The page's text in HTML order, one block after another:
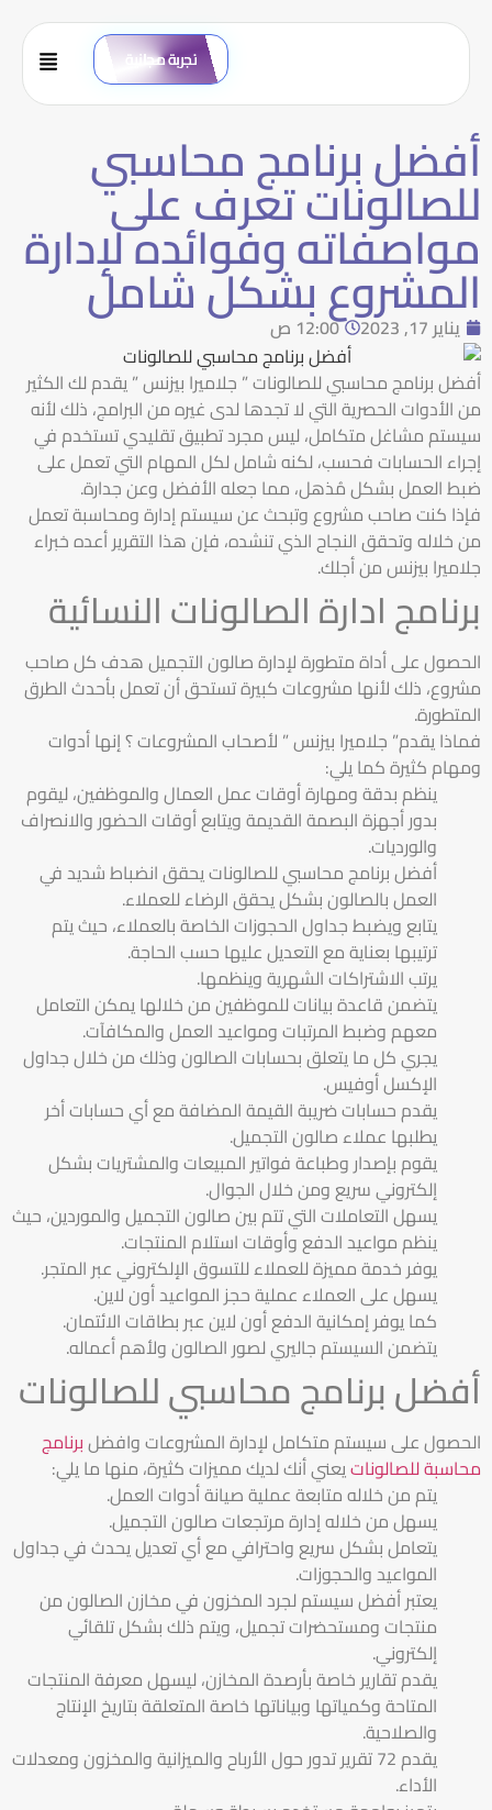
تجربة مجانية
أفضل برنامج محاسبي
للصالونات تعرف على
مواصفاته وفوائده لإدارة
المشروع بشكل شامل
يناير 17, 2023
12:00 ص
أفضل برنامج محاسبي للصالونات ” جلاميرا بيزنس ” يقدم لك الكثير
من الأدوات الحصرية التي لا تجدها لدى غيره من البرامج، ذلك لأنه
سيستم مشاغل متكامل، ليس مجرد تطبيق تقليدي تستخدم في
إجراء الحسابات فحسب، لكنه شامل لكل المهام التي تعمل على
ضبط العمل بشكل مُذهل، مما جعله الأفضل وعن جدارة.
فإذا كنت صاحب مشروع وتبحث عن سيستم إدارة ومحاسبة تعمل
من خلاله وتحقق النجاح الذي تنشده، فإن هذا التقرير أعده خبراء
جلاميرا بيزنس من أجلك.
برنامج ادارة الصالونات النسائية
الحصول على أداة متطورة لإدارة صالون التجميل هدف كل صاحب
مشروع، ذلك لأنها مشروعات كبيرة تستحق أن تعمل بأحدث الطرق
المتطورة.
فماذا يقدم” جلاميرا بيزنس ” لأصحاب المشروعات ؟ إنها أدوات
ومهام كثيرة كما يلي:
ينظم بدقة ومهارة أوقات عمل العمال والموظفين، ليقوم
بدور أجهزة البصمة القديمة ويتابع أوقات الحضور والانصراف
والورديات.
أفضل برنامج محاسبي للصالونات يحقق انضباط شديد في
العمل بالصالون بشكل يحقق الرضاء للعملاء.
يتابع ويضبط جداول الحجوزات الخاصة بالعملاء، حيث يتم
ترتيبها بعناية مع التعديل عليها حسب الحاجة.
يرتب الاشتراكات الشهرية وينظمها.
يتضمن قاعدة بيانات للموظفين من خلالها يمكن التعامل
معهم وضبط المرتبات ومواعيد العمل والمكافآت.
يجري كل ما يتعلق بحسابات الصالون وذلك من خلال جداول
الإكسل أوفيس.
يقدم حسابات ضريبة القيمة المضافة مع أي حسابات أخر
يطلبها عملاء صالون التجميل.
يقوم بإصدار وطباعة فواتير المبيعات والمشتريات بشكل
إلكتروني سريع ومن خلال الجوال.
يسهل التعاملات التي تتم بين صالون التجميل والموردين، حيث
ينظم مواعيد الدفع وأوقات استلام المنتجات.
يوفر خدمة مميزة للعملاء للتسوق الإلكتروني عبر المتجر.
يسهل على العملاء عملية حجز المواعيد أون لاين.
كما يوفر إمكانية الدفع أون لاين عبر بطاقات الائتمان.
يتضمن السيستم جاليري لصور الصالون ولأهم أعماله.
أفضل برنامج محاسبي للصالونات
الحصول على سيستم متكامل لإدارة المشروعات وافضلبرنامج
محاسبة للصالوناتيعني أنك لديك مميزات كثيرة، منها ما يلي:
يتم من خلاله متابعة عملية صيانة أدوات العمل.
يسهل من خلاله إدارة مرتجعات صالون التجميل.
يتعامل بشكل سريع واحترافي مع أي تعديل يحدث في جداول
المواعيد والحجوزات.
يعتبر أفضل سيستم لجرد المخزون في مخازن الصالون من
منتجات ومستحضرات تجميل، ويتم ذلك بشكل تلقائي
إلكتروني.
يقدم تقارير خاصة بأرصدة المخازن، ليسهل معرفة المنتجات
المتاحة وكمياتها وبياناتها خاصة المتعلقة بتاريخ الإنتاج
والصلاحية.
يقدم 72 تقرير تدور حول الأرباح والميزانية والمخزون ومعدلات
الأداء.